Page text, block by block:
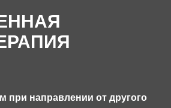
при направлении от другого